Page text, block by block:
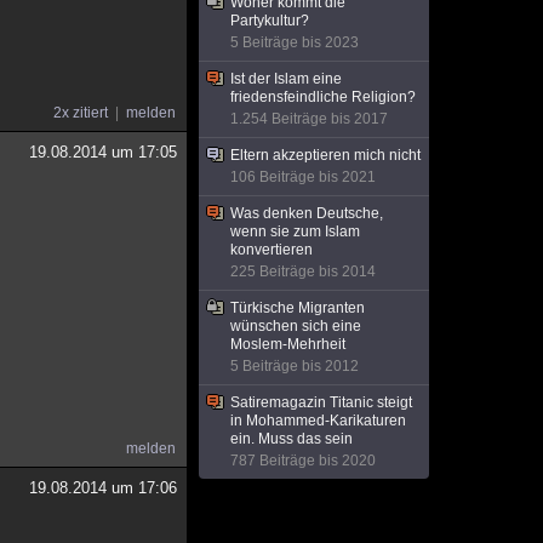
2x zitiert melden
19.08.2014 um 17:05
melden
19.08.2014 um 17:06
Partykultur?
5 Beiträge bis 2023
Ist der Islam eine
friedensfeindliche Religion?
1.254 Beiträge bis 2017
Eltern akzeptieren mich nicht
106 Beiträge bis 2021
Was denken Deutsche,
wenn sie zum Islam
konvertieren
225 Beiträge bis 2014
Türkische Migranten
wünschen sich eine
Moslem-Mehrheit
5 Beiträge bis 2012
Satiremagazin Titanic steigt
in Mohammed-Karikaturen
ein. Muss das sein
787 Beiträge bis 2020